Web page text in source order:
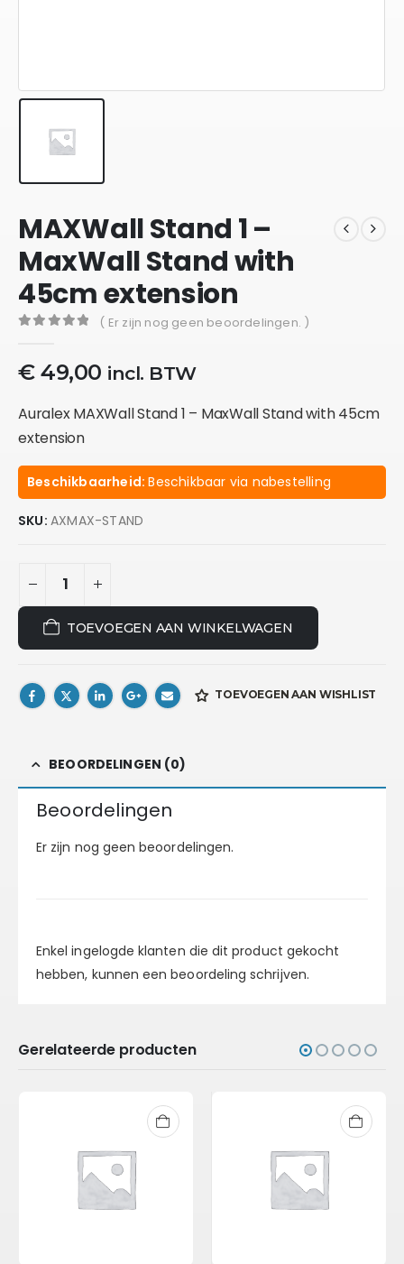
MAXWall Stand 1 –
MaxWall Stand with
45cm extension
( Er zijn nog geen beoordelingen. )
€49,00 incl. BTW
Auralex MAXWall Stand 1 – MaxWall Stand with 45cm
extension
Beschikbaarheid:Beschikbaar via nabestelling
SKU: AXMAX-STAND
TOEVOEGEN AAN WINKELWAGEN
TOEVOEGEN AAN WISHLIST
BEOORDELINGEN (0)
Beoordelingen
Er zijn nog geen beoordelingen.
Enkel ingelogde klanten die dit product gekocht
hebben, kunnen een beoordeling schrijven.
Gerelateerde producten